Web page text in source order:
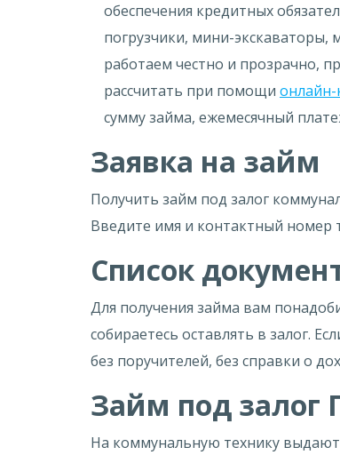
обеспечения кредитных
погрузчики, мини-
работаем честно и прозрачно,
рассчитать при помощи онлайн-
сумму займа, ежемесячный
Заявка на займ
Получить займ под залог
Введите имя и контактный номер
Список
Для получения займа вам
собираетесь оставлять в залог.
без поручителей, без справки о
Займ под
На коммунальную технику